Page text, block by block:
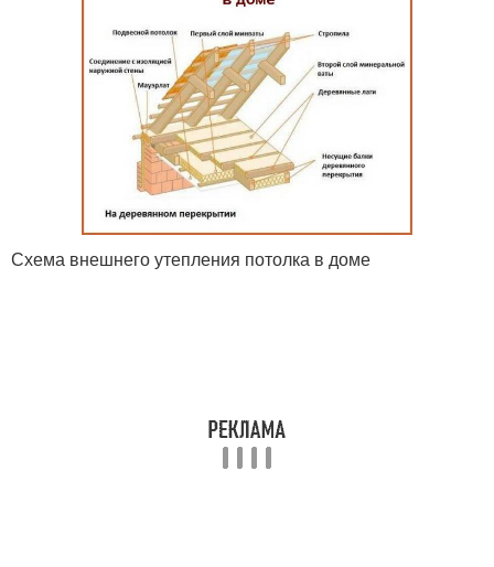
Схема внешнего утепления потолка в доме